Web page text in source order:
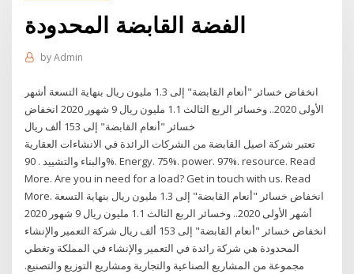
الفضة القابضة المحدودة
byAdmin
انخفاض خسائر "أنعام القابضة" إلى 1.3 مليون ريال بنهاية التسعة أشهر
الأولى 2020.. وخسائر الربع الثالث 1.1 مليون ريال 9 شهور 2020 انخفاض
خسائر "أنعام القابضة" إلى 153 ألف ريال
تعتبر شركة اصيل القابضة من الشركات الرائدة في الانشاءات العقارية
والبناء والتشييد . 90%. Energy. 75%. power. 97%. resource. Read
More. Are you in need for a load? Get in touch with us. Read
More. انخفاض خسائر "أنعام القابضة" إلى 1.3 مليون ريال بنهاية التسعة
أشهر الأولى 2020.. وخسائر الربع الثالث 1.1 مليون ريال 9 شهور 2020
انخفاض خسائر "أنعام القابضة" إلى 153 ألف ريال شركة التعمير والإنشاء
المحدودة هي شركة رائدة في التعمير والإنشاء في المملكة وتغطي
مجموعة من المشاريع الصناعية والتجارية ومشاريع التوزيع والتصنيع.